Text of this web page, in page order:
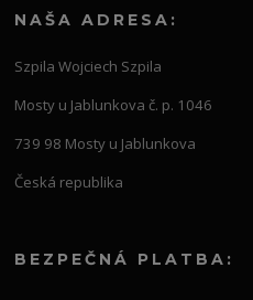
NAŠA ADRESA:
Szpila Wojciech Szpila
Mosty u Jablunkova č. p. 1046
739 98 Mosty u Jablunkova
Česká republika
BEZPEČNÁ PLATBA: